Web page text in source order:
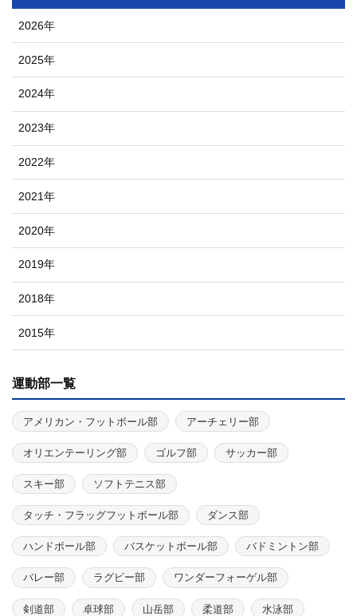
2026年
2025年
2024年
2023年
2022年
2021年
2020年
2019年
2018年
2015年
運動部一覧
アメリカン・フットボール部 アーチェリー部
オリエンテーリング部 ゴルフ部 サッカー部
スキー部 ソフトテニス部
タッチ・フラッグフットボール部 ダンス部
ハンドボール部 バスケットボール部 バドミントン部
バレー部 ラグビー部 ワンダーフォーゲル部
剣道部 卓球部 山岳部 柔道部 水泳部